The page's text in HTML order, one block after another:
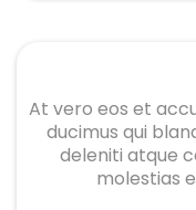
At vero eos et
ducimus qui
deleniti atque
molestias